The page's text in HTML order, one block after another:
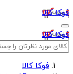
فوکا کالا
فوکا کالا
فوکا کالا